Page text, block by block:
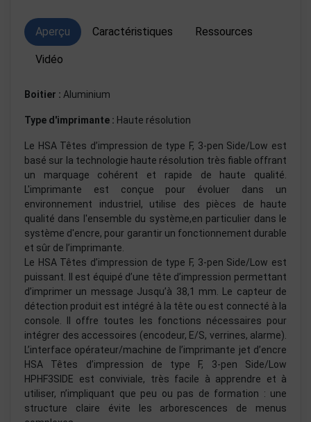
Aperçu
Le HSA Têtes d’impression de type F, 3-pen Side/Low est
basé sur la technologie haute résolution très fiable offrant
un marquage cohérent et rapide de haute qualité.
L'imprimante est conçue pour évoluer dans un
environnement industriel, utilise des pièces de haute
qualité dans l'ensemble du système,en particulier dans le
système d'encre, pour garantir un fonctionnement durable
et sûr de l’imprimante.
Le HSA Têtes d’impression de type F, 3-pen Side/Low est
puissant. Il est équipé d’une tête d’impression permettant
d’imprimer un message Jusqu’à 38,1 mm. Le capteur de
détection produit est intégré à la tête ou est connecté à la
console. Il offre toutes les fonctions nécessaires pour
intégrer des accessoires (encodeur, E/S, verrines, alarme).
L’interface opérateur/machine de l’imprimante jet d’encre
HSA Têtes d’impression de type F, 3-pen Side/Low
HPHF3SIDE est conviviale, très facile à apprendre et à
utiliser, n’impliquant que peu ou pas de formation : une